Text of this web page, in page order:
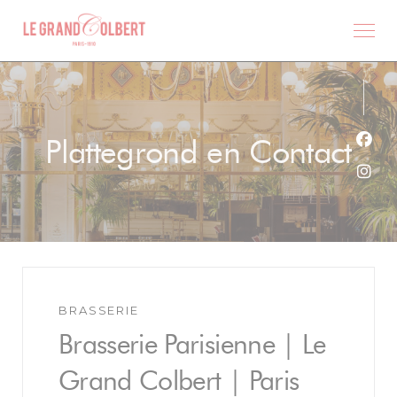
Cookies beheer paneel
Plattegrond en Contact
BRASSERIE
Brasserie Parisienne | Le
Grand Colbert | Paris